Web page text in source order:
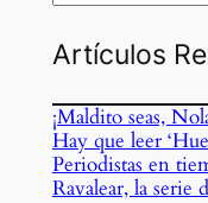
Artículos
¡Maldito seas,
Hay que leer
Periodistas en
Ravalear, la serie